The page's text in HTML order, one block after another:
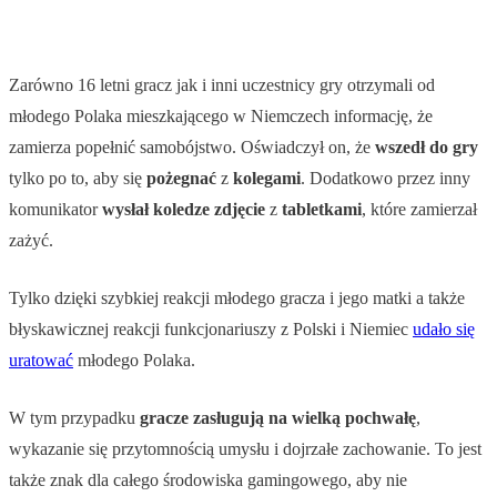
Zarówno 16 letni gracz jak i inni uczestnicy gry otrzymali od
młodego Polaka mieszkającego w Niemczech informację, że
zamierza popełnić samobójstwo. Oświadczył on, że wszedł do gry
tylko po to, aby się pożegnać z kolegami. Dodatkowo przez inny
komunikatorwysłał koledze zdjęcie z tabletkami, które zamierzał
zażyć.
Tylko dzięki szybkiej reakcji młodego gracza i jego matki a także
błyskawicznej reakcji funkcjonariuszy z Polski i Niemiec udało się
uratować młodego Polaka.
W tym przypadku gracze zasługują na wielką pochwałę,
wykazanie się przytomnością umysłu i dojrzałe zachowanie. To jest
także znak dla całego środowiska gamingowego, aby nie